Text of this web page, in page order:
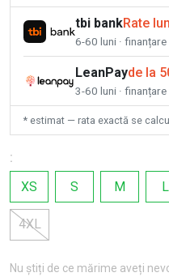
tbi bankRate
6-60 luni ·
LeanPayde la
3-60 luni ·
* estimat — rata exactă se
:
XS
S M L
4XL
Nu știți de ce mărime aveți